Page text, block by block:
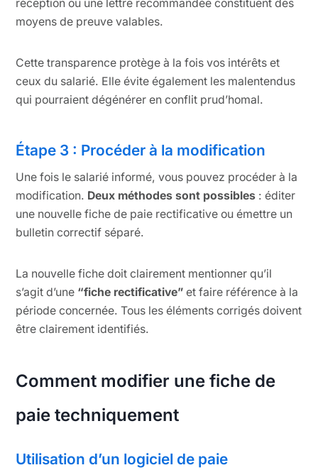
réception ou une lettre recommandée constituent des
moyens de preuve valables.
Cette transparence protège à la fois vos intérêts et
ceux du salarié. Elle évite également les malentendus
qui pourraient dégénérer en conflit prud’homal.
Étape 3 : Procéder à la modification
Une fois le salarié informé, vous pouvez procéder à la
modification. Deux méthodes sont possibles : éditer
une nouvelle fiche de paie rectificative ou émettre un
bulletin correctif séparé.
La nouvelle fiche doit clairement mentionner qu’il
s’agit d’une “fiche rectificative” et faire référence à la
période concernée. Tous les éléments corrigés doivent
être clairement identifiés.
Comment modifier une fiche de
paie techniquement
Utilisation d’un logiciel de paie